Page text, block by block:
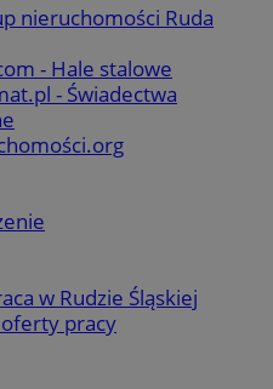
nieruchomości Ruda
- Hale stalowe
- Świadectwa
w Rudzie Śląskiej
pracy